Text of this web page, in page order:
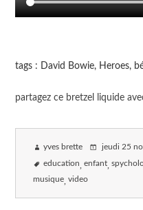
tags : David Bowie, Heroes,
partagez ce bretzel liquide
yves brette jeudi 25
education enfant
musique video